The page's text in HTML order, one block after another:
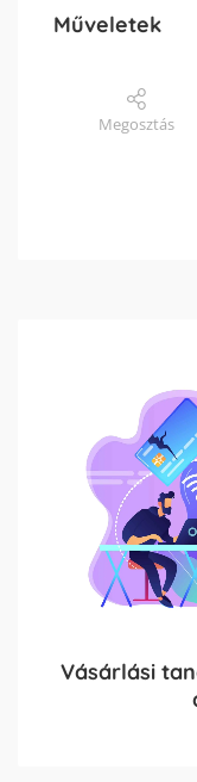
Műveletek
Megosztás
Vásárlási